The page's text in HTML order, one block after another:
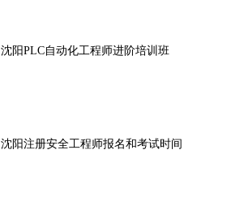
沈阳PLC自动化工程师进阶培训班
沈阳注册安全工程师报名和考试时间